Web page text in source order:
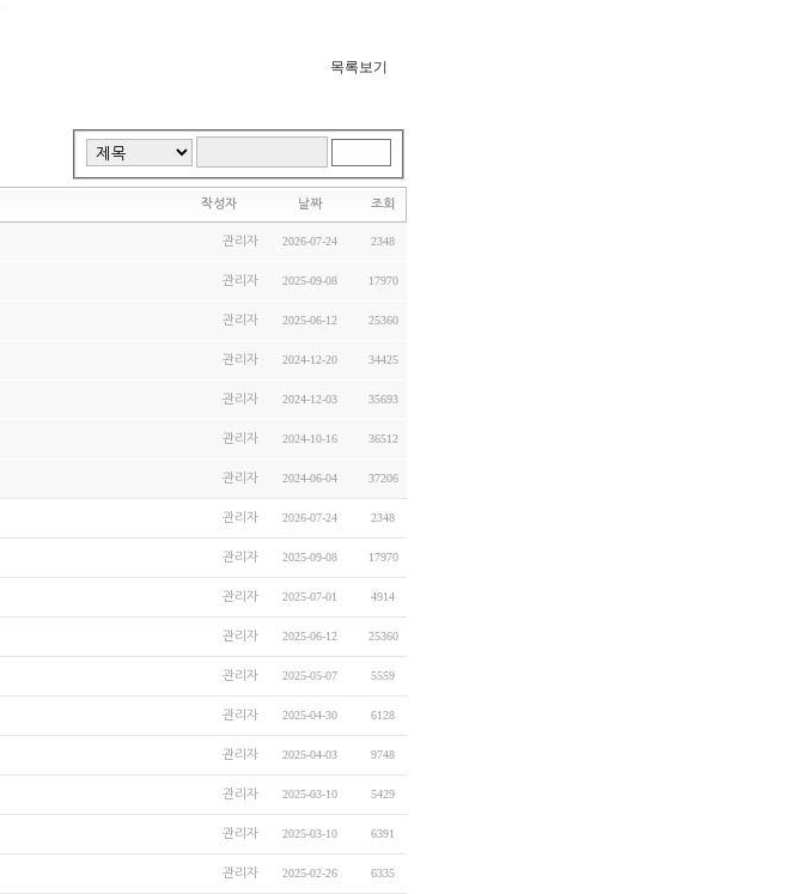
목록보기
작성자 날짜 조회
관리자 2026-07-24 2348
관리자 2025-09-08 17970
관리자 2025-06-12 25360
관리자 2024-12-20 34425
관리자 2024-12-03 35693
관리자 2024-10-16 36512
관리자 2024-06-04 37206
관리자 2026-07-24 2348
관리자 2025-09-08 17970
관리자 2025-07-01 4914
관리자 2025-06-12 25360
관리자 2025-05-07 5559
관리자 2025-04-30 6128
관리자 2025-04-03 9748
관리자 2025-03-10 5429
관리자 2025-03-10 6391
관리자 2025-02-26 6335